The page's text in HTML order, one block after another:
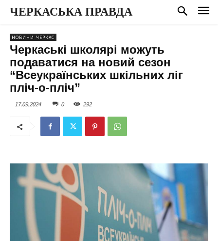
ЧЕРКАСЬКА ПРАВДА
НОВИНИ ЧЕРКАС
Черкаські школярі можуть
подаватися на новий сезон
“Всеукраїнських шкільних ліг
пліч-о-пліч”
17.09.2024 0 292